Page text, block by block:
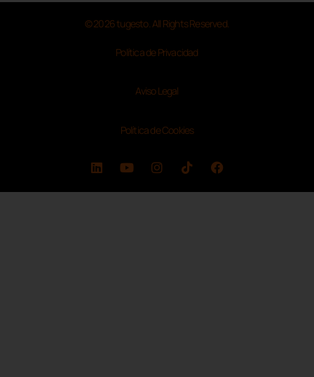
© 2026 tugesto. All Rights Reserved.
Política de Privacidad
Aviso Legal
Política de Cookies